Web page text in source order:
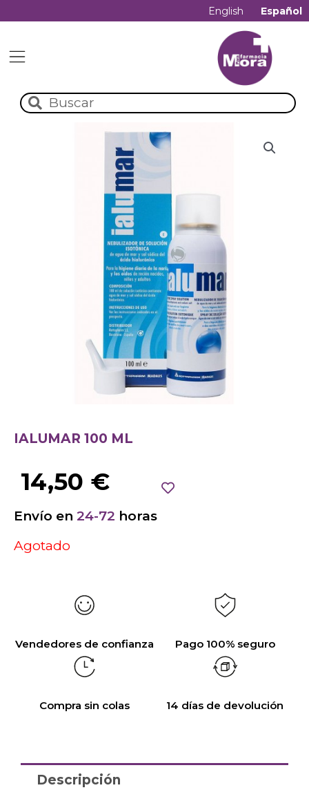
English Español
IALUMAR 100 ML
14,50 €
Envío en 24-72 horas
Agotado
Vendedores de confianza Pago 100% seguro
Compra sin colas 14 días de devolución
Descripción